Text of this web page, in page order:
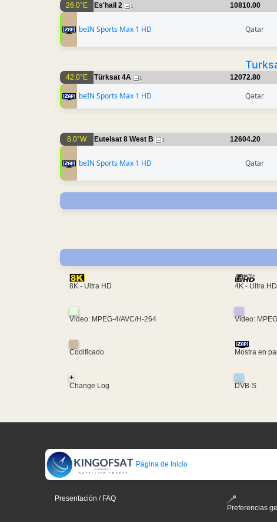
26.0°E Es'hail 2 1 10810.00
beIN Sports Max 1 HD Qatar
42.0°E Türksat 4A 1 12072.80
beIN Sports Max 1 HD Qatar
8.0°W Eutelsat 8 West B 1 12604.20
beIN Sports Max 1 HD Qatar
8K - Ultra HD 4K - Ultra HD
Video: MPEG-4/AVC/H-264 Video:
Codificado Mostra en
+
Change Log
DVB-S
Página de Inicio
Presentación / FAQ
Preferencias